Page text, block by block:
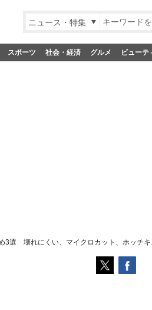
ニュース・特集
スポーツ 社会・経済 グルメ ビューテ
3選 壊れにくい、マイクロカット、ホッチ